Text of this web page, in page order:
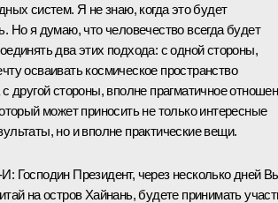
систем. Я не знаю, когда это будет
Но я думаю, что человечество всегда будет
два этих подхода: с одной стороны,
осваивать космическое пространство
другой стороны, вполне прагматичное
может приносить не только интересные
но и вполне практические вещи.
И: Господин Президент, через несколько дней
на остров Хайнань, будете принимать